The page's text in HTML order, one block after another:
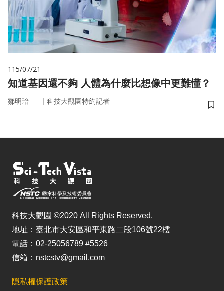
115/07/21
知道基因還不夠 人體為什麼比想像中更難懂？
鄒明珆 ｜ 科技大觀園特約記者
儲
科技大觀園 ©2020 All Rights Reserved.
地址：臺北市大安區和平東路二段106號22樓
電話：02-25056789 #5526
信箱：nstcstv@gmail.com
隱私權保護政策